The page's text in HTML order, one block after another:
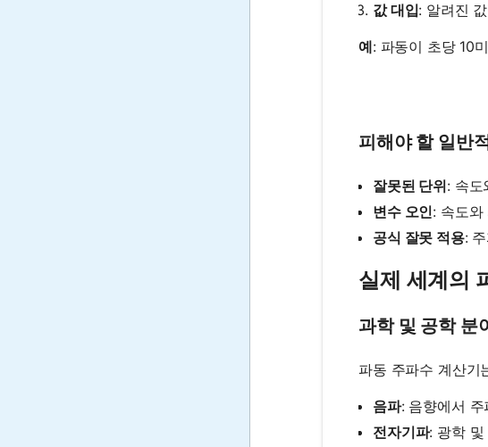
값 대입: 알려진
예: 파동이 초당 10
피해야 할 일반
잘못된 단위: 속도
변수 오인: 속도와
공식 잘못 적용:
실제 세계의
과학 및 공학 분
파동 주파수 계산기
음파: 음향에서
전자기파: 광학 및